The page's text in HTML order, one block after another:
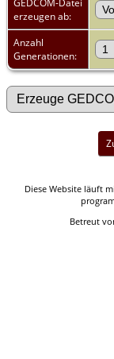
GEDCOM-Datei
erzeugen ab:
Anzahl
Generationen:
Diese Website läuft
Betreut